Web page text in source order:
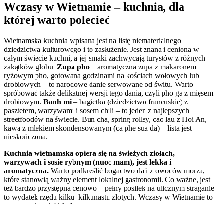
Wczasy w Wietnamie – kuchnia, dla
której warto polecieć
Wietnamska kuchnia wpisana jest na listę niematerialnego
dziedzictwa kulturowego i to zasłużenie. Jest znana i ceniona w
całym świecie kuchni, a jej smaki zachwycają turystów z różnych
zakątków globu. Zupa pho – aromatyczna zupa z makaronem
ryżowym pho, gotowana godzinami na kościach wołowych lub
drobiowych – to narodowe danie serwowane od świtu. Warto
spróbować także delikatnej wersji tego dania, czyli pho ga z mięsem
drobiowym. Banh mi – bagietka (dziedzictwo francuskie) z
pasztetem, warzywami i sosem chili – to jeden z najlepszych
streetfoodów na świecie. Bun cha, spring rollsy, cao lau z Hoi An,
kawa z mlekiem skondensowanym (ca phe sua da) – lista jest
nieskończona.
Kuchnia wietnamska opiera się na świeżych ziołach,
warzywach i sosie rybnym (nuoc mam), jest lekka i
aromatyczna. Warto podkreślić bogactwo dań z owoców morza,
które stanowią ważny element lokalnej gastronomii. Co ważne, jest
też bardzo przystępna cenowo – pełny posiłek na ulicznym straganie
to wydatek rzędu kilku–kilkunastu złotych. Wczasy w Wietnamie to